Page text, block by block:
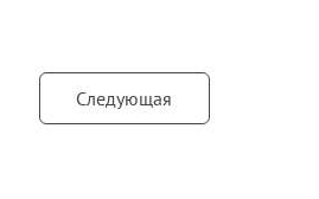
Следующая